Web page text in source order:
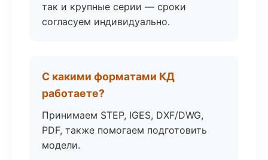
так и крупные серии — сроки
согласуем индивидуально.
С какими форматами КД
работаете?
Принимаем STEP, IGES, DXF/DWG,
PDF, также помогаем подготовить
модели.